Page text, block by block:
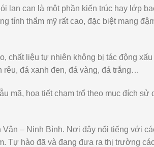
lan can là một phần kiến trúc hay lớp
tính thẩm mỹ rất cao, đặc biệt mang
chất liệu tự nhiên không bị tác động
đá xanh đen, đá vàng, đá trắng…
mã, họa tiết chạm trổ theo mục đích sử
– Ninh Bình. Nơi đây nổi tiếng với
Tự hào đã và đang đưa ra thị trường